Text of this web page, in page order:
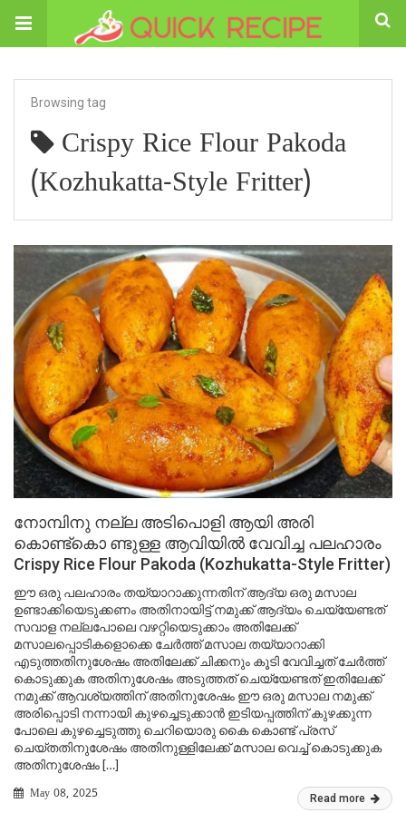
Browsing tag
Crispy Rice Flour Pakoda
(Kozhukatta-Style Fritter)
നോമ്പിനു നല്ല അടിപൊളി ആയി അരി
കൊണ്ട്കൊ ണ്ടുള്ള ആവിയിൽ വേവിച്ച പലഹാരം
Crispy Rice Flour Pakoda (Kozhukatta-Style Fritter)
ഈ ഒരു പലഹാരം തയ്യാറാക്കുന്നതിന് ആദ്യ ഒരു മസാല
ഉണ്ടാക്കിയെടുക്കണം അതിനായിട്ട് നമുക്ക് ആദ്യം ചെയ്യേണ്ടത്
സവാള നല്ലപോലെ വഴറ്റിയെടുക്കാം അതിലേക്ക്
മസാലപ്പൊടികളൊക്കെ ചേർത്ത് മസാല തയ്യാറാക്കി
എടുത്തതിനുശേഷം അതിലേക്ക് ചിക്കനും കൂടി വേവിച്ചത് ചേർത്ത്
കൊടുക്കുക അതിനുശേഷം അടുത്തത് ചെയ്യേണ്ടത് ഇതിലേക്ക്
നമുക്ക് ആവശ്യത്തിന് അതിനുശേഷം ഈ ഒരു മസാല നമുക്ക്
അരിപ്പൊടി നന്നായി കുഴച്ചെടുക്കാൻ ഇടിയപ്പത്തിന് കുഴക്കുന്ന
പോലെ കുഴച്ചെടുത്തു ചെറിയൊരു കൈ കൊണ്ട് പ്രസ്
ചെയ്തതിനുശേഷം അതിനുള്ളിലേക്ക് മസാല വെച്ച് കൊടുക്കുക
അതിനുശേഷം […]
May 08, 2025 Read more